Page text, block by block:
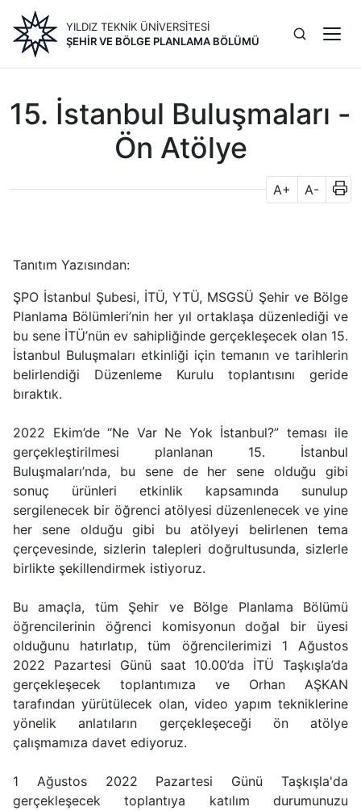
içeriğe
atla
YILDIZ TEKNİK ÜNİVERSİTESİ
ŞEHIR VE BÖLGE PLANLAMA BÖLÜMÜ
15. İstanbul Buluşmaları -
Ön Atölye
A+ A-
Tanıtım Yazısından:
ŞPO İstanbul Şubesi, İTÜ, YTÜ, MSGSÜ Şehir ve Bölge
Planlama Bölümleri’nin her yıl ortaklaşa düzenlediği ve
bu sene İTÜ’nün ev sahipliğinde gerçekleşecek olan 15.
İstanbul Buluşmaları etkinliği için temanın ve tarihlerin
belirlendiği Düzenleme Kurulu toplantısını geride
bıraktık.
2022 Ekim’de “Ne Var Ne Yok İstanbul?” teması ile
gerçekleştirilmesi planlanan 15. İstanbul
Buluşmaları’nda, bu sene de her sene olduğu gibi
sonuç ürünleri etkinlik kapsamında sunulup
sergilenecek bir öğrenci atölyesi düzenlenecek ve yine
her sene olduğu gibi bu atölyeyi belirlenen tema
çerçevesinde, sizlerin talepleri doğrultusunda, sizlerle
birlikte şekillendirmek istiyoruz.
Bu amaçla, tüm Şehir ve Bölge Planlama Bölümü
öğrencilerinin öğrenci komisyonun doğal bir üyesi
olduğunu hatırlatıp, tüm öğrencilerimizi 1 Ağustos
2022 Pazartesi Günü saat 10.00’da İTÜ Taşkışla’da
gerçekleşecek toplantımıza ve Orhan AŞKAN
tarafından yürütülecek olan, video yapım tekniklerine
yönelik anlatıların gerçekleşeceği ön atölye
çalışmamıza davet ediyoruz.
1 Ağustos 2022 Pazartesi Günü Taşkışla'da
gerçekleşecek toplantıya katılım durumunuzu